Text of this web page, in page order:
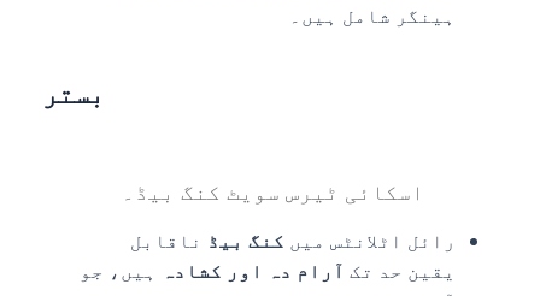
ہینگر شامل ہیں۔
بستر
اسکائی ٹیرس سویٹ کنگ بیڈ۔
رائل اٹلانٹس میں کنگ بیڈ ناقابل
یقین حد تک آرام دہ اور کشادہ ہیں، جو